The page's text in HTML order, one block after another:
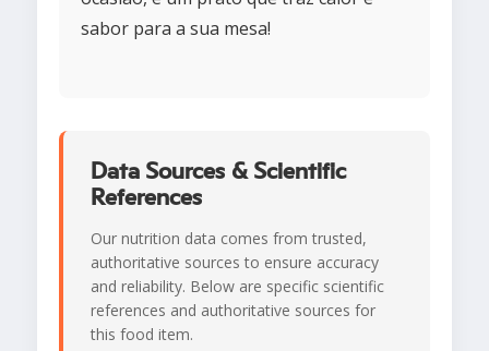
sabor para a sua mesa!
Data Sources & Scientific
References
Our nutrition data comes from trusted,
authoritative sources to ensure accuracy
and reliability. Below are specific scientific
references and authoritative sources for
this food item.